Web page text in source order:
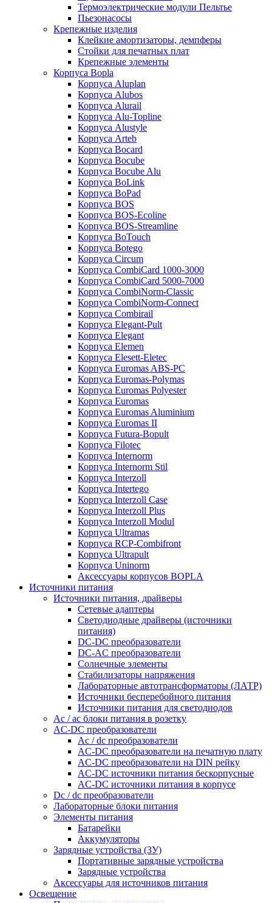
Термоэлектрические модули Пельтье
Пьезонасосы
Крепежные изделия
Клейкие амортизаторы, демпферы
Стойки для печатных плат
Крепежные элементы
Корпуса Bopla
Корпуса Aluplan
Корпуса Alubos
Корпуса Alurail
Корпуса Alu-Topline
Корпуса Alustyle
Корпуса Arteb
Корпуса Bocard
Корпуса Bocube
Корпуса Bocube Alu
Корпуса BoLink
Корпуса BoPad
Корпуса BOS
Корпуса BOS-Ecoline
Корпуса BOS-Streamline
Корпуса BoTouch
Корпуса Botego
Корпуса Circum
Корпуса CombiCard 1000-3000
Корпуса CombiCard 5000-7000
Корпуса CombiNorm-Classic
Корпуса CombiNorm-Connect
Корпуса Combirail
Корпуса Elegant-Pult
Корпуса Elegant
Корпуса Elemen
Корпуса Elesett-Eletec
Корпуса Euromas ABS-PC
Корпуса Euromas-Polymas
Корпуса Euromas Polyester
Корпуса Euromas
Корпуса Euromas Aluminium
Корпуса Euromas II
Корпуса Futura-Bopult
Корпуса Filotec
Корпуса Internorm
Корпуса Internorm Stil
Корпуса Interzoll
Корпуса Intertego
Корпуса Interzoll Case
Корпуса Interzoll Plus
Корпуса Interzoll Modul
Корпуса Ultramas
Корпуса RCP-Combifront
Корпуса Ultrapult
Корпуса Uninorm
Аксессуары корпусов BOPLA
Источники питания
Источники питания, драйверы
Сетевые адаптеры
Светодиодные драйверы (источники
питания)
DC-DC преобразователи
DC-AC преобразователи
Солнечные элементы
Стабилизаторы напряжения
Лабораторные автотрансформаторы (ЛАТР)
Источники бесперебойного питания
Источники питания для светодиодов
Ac / ac блоки питания в розетку
AC-DC преобразователи
Ac / dc преобразователи
AC-DC преобразователи на печатную плату
AC-DC преобразователи на DIN рейку
AC-DC источники питания бескорпусные
AC-DC источники питания в корпусе
Dc / dc преобразователи
Лабораторные блоки питания
Элементы питания
Батарейки
Аккумуляторы
Зарядные устройства (ЗУ)
Портативные зарядные устройства
Зарядные устройства
Аксессуары для источников питания
Освещение